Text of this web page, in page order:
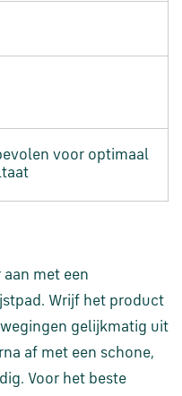
voor optimaal
aan met een
Wrijf het product
gelijkmatig uit
af met een schone,
Voor het beste